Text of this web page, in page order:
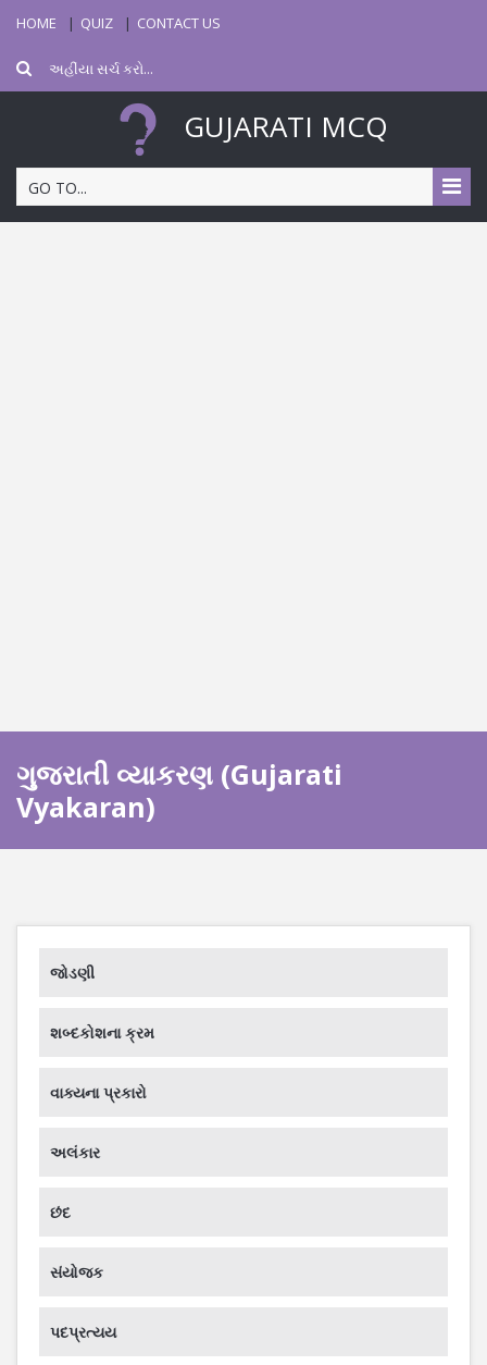
HOME QUIZ CONTACT US
GUJARATI MCQ
GO TO...
ગુજરાતી વ્યાકરણ (Gujarati
Vyakaran)
જોડણી
શબ્દકોશના ક્રમ
વાક્યના પ્રકારો
અલંકાર
છંદ
સંયોજક
પદપ્રત્યય